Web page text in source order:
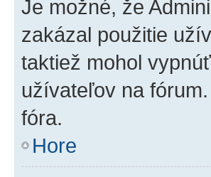
Je možné, že
zakázal použitie
taktiež mohol
užívateľov na
fóra.
Hore